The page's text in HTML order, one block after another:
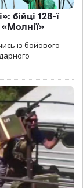
бійці 128-ї
із бойового